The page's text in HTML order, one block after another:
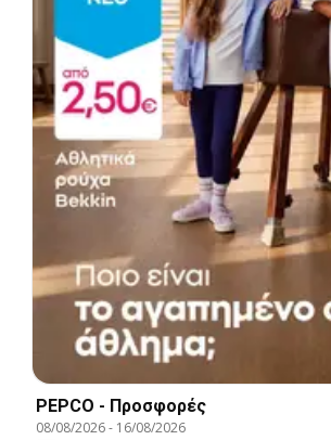
PEPCO - Προσφορές
08/08/2026- 16/08/2026